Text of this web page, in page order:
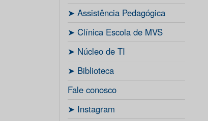
ㅤ➤ Assistência Pedagógica
ㅤ➤ Clínica Escola de MVS
ㅤ➤ Núcleo de TI
ㅤ➤ Biblioteca
Fale conosco
ㅤ➤ Instagram